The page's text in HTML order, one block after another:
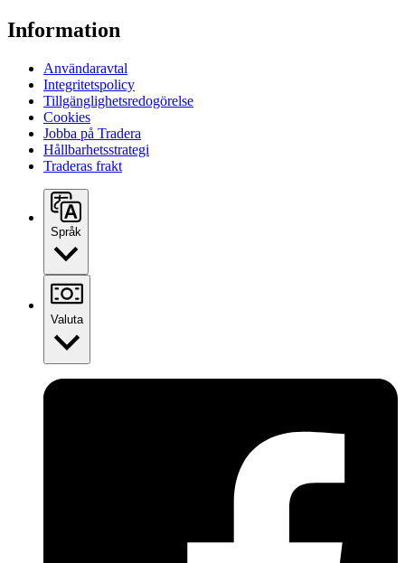
Information
Användaravtal
Integritetspolicy
Tillgänglighetsredogörelse
Cookies
Jobba på Tradera
Hållbarhetsstrategi
Traderas frakt
Språk
Valuta